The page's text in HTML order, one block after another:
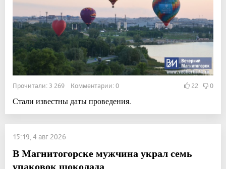
Прочитали: 3 269 Комментарии: 0 22 0
Стали известны даты проведения.
15:19, 4 авг 2026
В Магнитогорске мужчина украл семь